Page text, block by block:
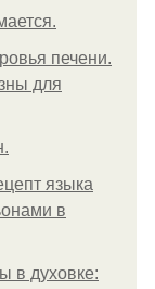
печени.
для
языка
в
в духовке: